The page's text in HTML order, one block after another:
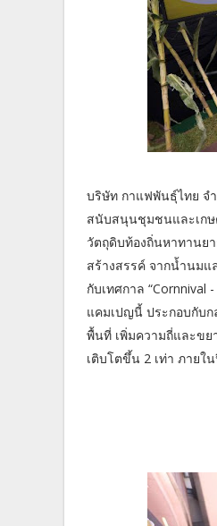
บริษัท กาแฟพันธุ์ไทย จ
สนับสนุนชุมชนและเกษ
วัตถุดิบท้องถิ่นหาทานย
สร้างสรรค์ จากน้ำนมแ
กับเทศกาล
แคมเปญนี้ ประกอบกับ
พื้นที่ เพิ่มความถี่และขย
เติบโตขึ้น 2 เท่า ภายใ